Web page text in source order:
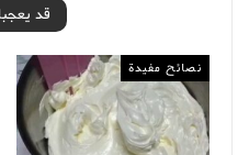
قد
نصائح مفيدة